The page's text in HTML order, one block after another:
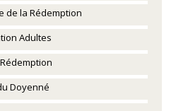
de la Rédemption
Adultes
Doyenné